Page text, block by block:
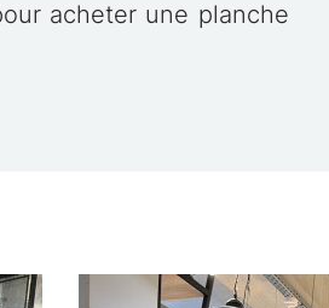
acheter une planche